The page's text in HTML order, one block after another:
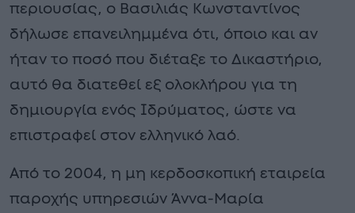
περιουσίας, ο Βασιλιάς Κωνσταντίνος
δήλωσε επανειλημμένα ότι, όποιο και αν
ήταν το ποσό που διέταξε το Δικαστήριο,
αυτό θα διατεθεί εξ ολοκλήρου για τη
δημιουργία ενός Ιδρύματος, ώστε να
επιστραφεί στον ελληνικό λαό.
Από το 2004, η μη κερδοσκοπική εταιρεία
παροχής υπηρεσιών Άννα-Μαρία